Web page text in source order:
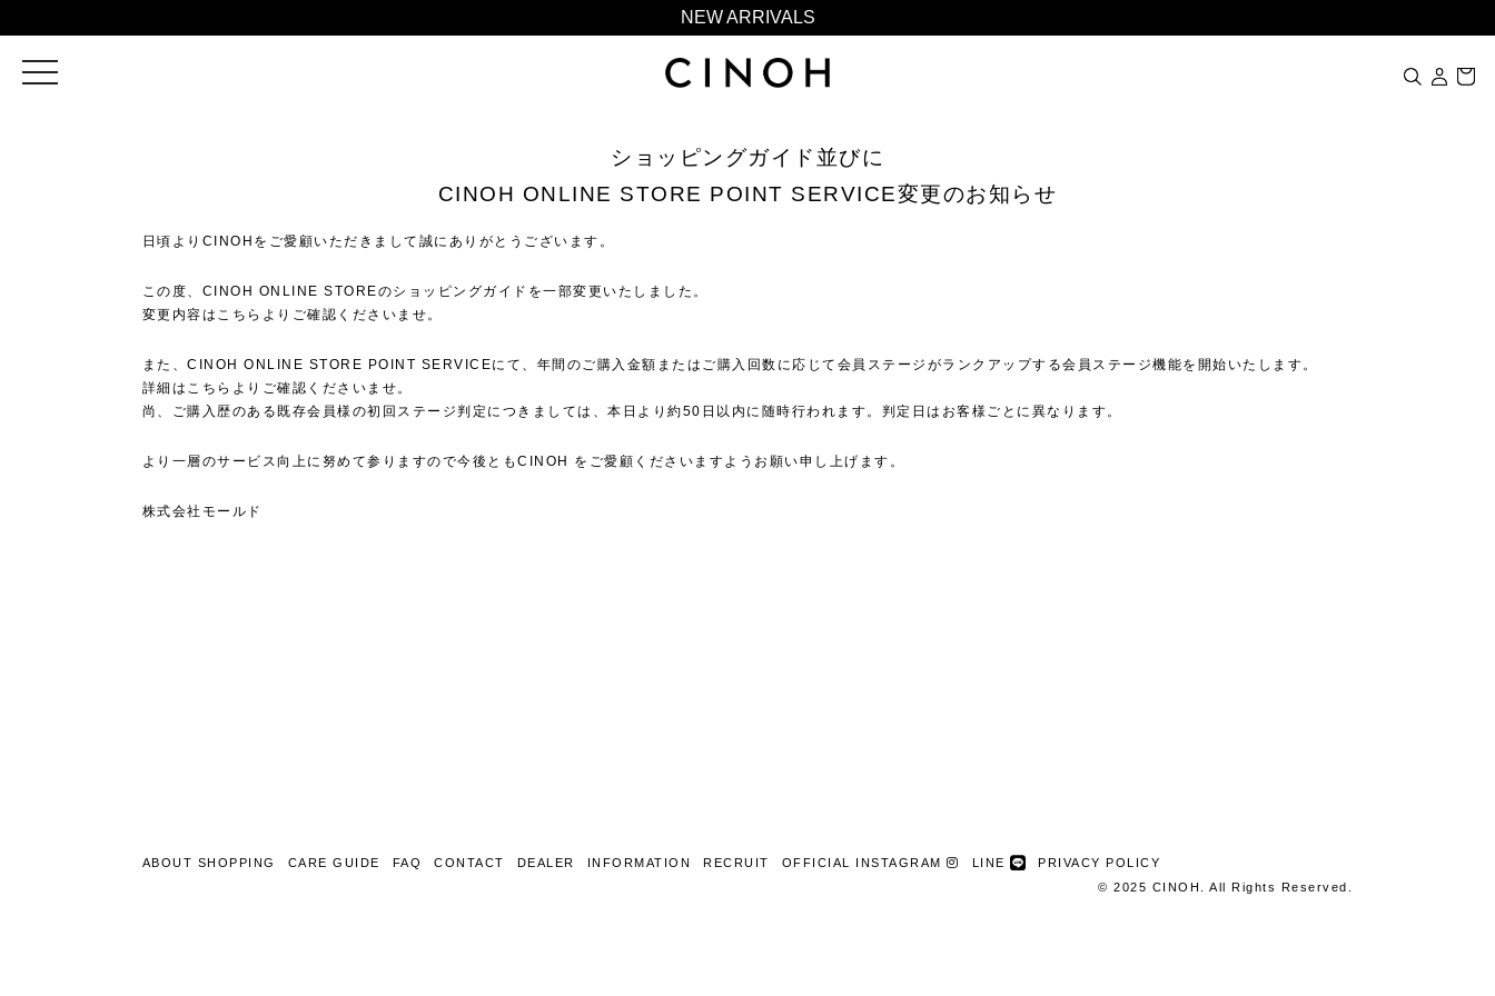
NEW ARRIVALS
ニュースレター登録で¥1,000クーポン進呈
NEW ARRIVALS
新規会員登録500ポイントプレゼント
toggle
ショッピングガイド並びに
CINOH ONLINE STORE POINT SERVICE変更のお知らせ
⽇頃よりCINOHをご愛顧いただきまして誠にありがとうございます。
この度、CINOH ONLINE STOREのショッピングガイドを⼀部変更いたしました。
変更内容は こちら よりご確認くださいませ。
また、CINOH ONLINE STORE POINT SERVICEにて、年間のご購⼊⾦額またはご購⼊回数に応じて会員ステージがランクアップする会員ステージ機能を開始いたします。
詳細は こちら よりご確認くださいませ。
尚、ご購⼊歴のある既存会員様の初回ステージ判定につきましては、本⽇より約50⽇以内に随時⾏われます。判定⽇はお客様ごとに異なります。
より⼀層のサービス向上に努めて参りますので今後ともCINOH をご愛顧くださいますようお願い申し上げます。
株式会社モールド
ABOUT SHOPPING CARE GUIDE FAQ CONTACT DEALER INFORMATION RECRUIT OFFICIAL INSTAGRAM LINE
PRIVACY POLICY
© 2025 CINOH. All Rights Reserved.